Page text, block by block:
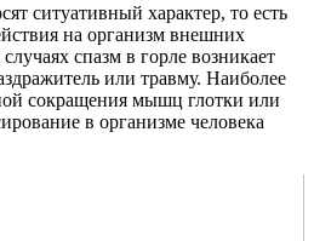
ситуативный характер, то есть
на организм внешних
спазм в горле возникает
или травму. Наиболее
сокращения мышц глотки или
в организме человека